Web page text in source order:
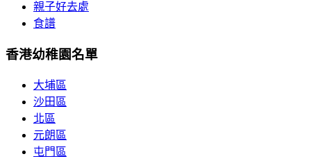
親子好去處
食譜
香港幼稚園名單
大埔區
沙田區
北區
元朗區
屯門區